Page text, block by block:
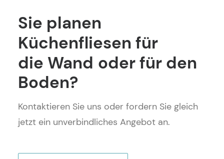
Sie planen
Küchenfliesen für
die Wand oderfür den
Boden?
Kontaktieren Sie uns oder fordern Sie gleich
jetzt ein unverbindliches Angebot an.